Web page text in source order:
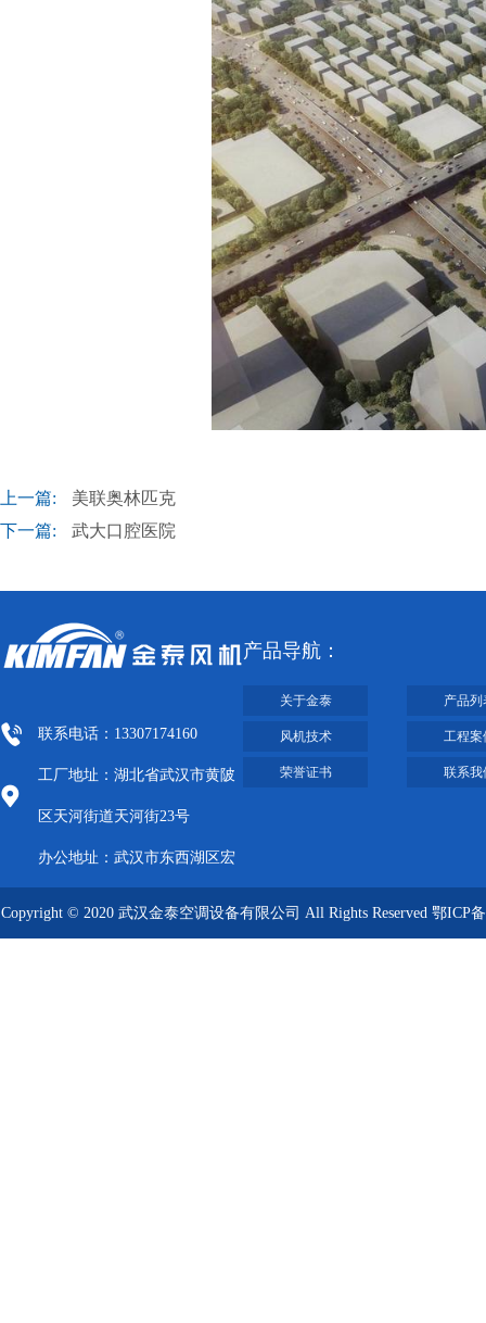
上一篇:
美联奥林匹克
下一篇:
武大口腔医院
联系电话：13307174160
工厂地址：湖北省武汉市黄陂
区天河街道天河街23号
办公地址：武汉市东西湖区宏
2012
产品导航：
关于金泰 产品列
风机技术 工程案
荣誉证书 联系我
Copyright © 2020 武汉金泰空调设备有限公司 All Rights Reserved 鄂ICP备